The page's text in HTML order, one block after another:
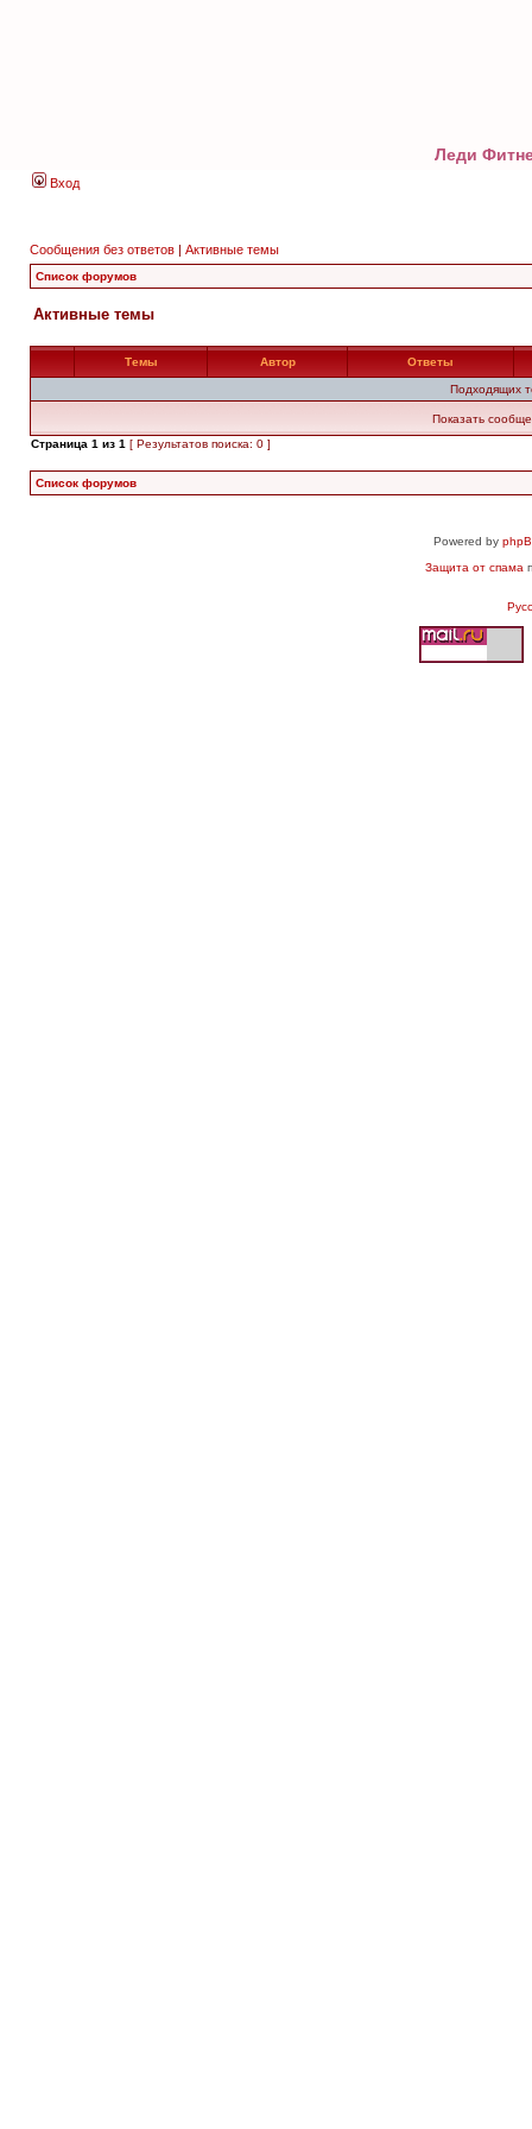
Леди
Вход
Сообщения без ответов | Активные темы
Список форумов
Активные темы
Темы Автор Ответы
Подходящих
Показать
Страница 1 из 1 [ Результатов поиска: 0 ]
Список форумов
Powered by
Защита от спама